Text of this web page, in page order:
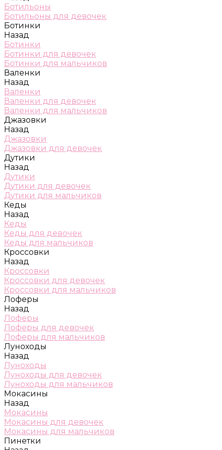
Ботильоны
Ботильоны для девочек
Ботинки
Назад
Ботинки
Ботинки для девочек
Ботинки для мальчиков
Валенки
Назад
Валенки
Валенки для девочек
Валенки для мальчиков
Джазовки
Назад
Джазовки
Джазовки для девочек
Дутики
Назад
Дутики
Дутики для девочек
Дутики для мальчиков
Кеды
Назад
Кеды
Кеды для девочек
Кеды для мальчиков
Кроссовки
Назад
Кроссовки
Кроссовки для девочек
Кроссовки для мальчиков
Лоферы
Назад
Лоферы
Лоферы для девочек
Лоферы для мальчиков
Луноходы
Назад
Луноходы
Луноходы для девочек
Луноходы для мальчиков
Мокасины
Назад
Мокасины
Мокасины для девочек
Мокасины для мальчиков
Пинетки